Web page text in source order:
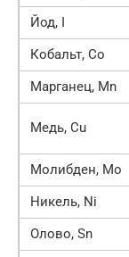
Йод, I
Кобальт, Co
Марганец, Mn
Медь, Cu
Молибден, Mo
Никель, Ni
Олово, Sn